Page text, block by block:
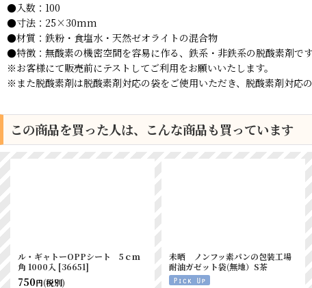
●入数：100
●寸法：25×30mm
●材質：鉄粉・食塩水・天然ゼオライトの混合物
●特徴：無酸素の機密空間を容易に作る、鉄系・非鉄系の脱酸素剤で
※お客様にて販売前にテストしてご利用をお願いいたします。
※また脱酸素剤は脱酸素剤対応の袋をご使用いただき、脱酸素剤対応
この商品を買った人は、こんな商品も買っています
エバーフレッシュ ＱＪ－１０
０ 100個入[5848
435円(税別)
合掌ガゼットGTN No.22
70×30×150 100枚 [8803
893円 (税別)